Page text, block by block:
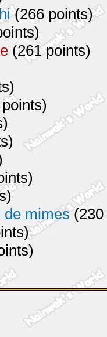
(266 points)
(261 points)
de mimes(230